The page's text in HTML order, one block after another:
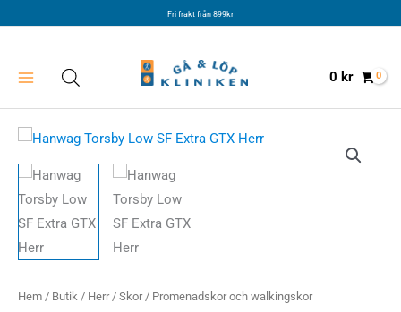
Fri frakt från 899kr
0 kr
Hem / Butik / Herr/ Skor/ Promenadskor och walkingskor